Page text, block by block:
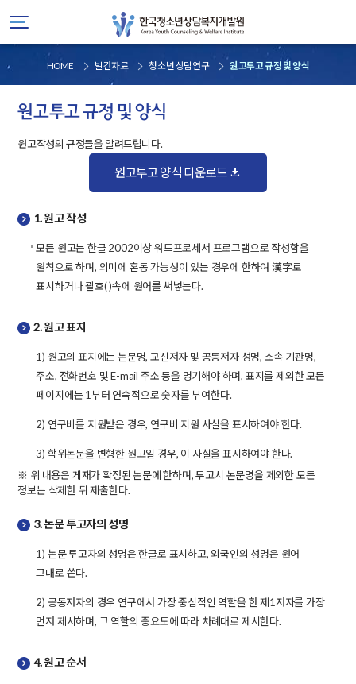
HOME 발간자료 청소년 상담연구 원고투고 규정 및 양식
원고투고 규정 및 양식
원고작성의 규정들을 알려드립니다.
원고투고 양식 다운로드
1. 원고 작성
모든 원고는 한글 2002이상 워드프로세서 프로그램으로 작성함을
원칙으로 하며, 의미에 혼동 가능성이 있는 경우에 한하여 漢字로
표시하거나 괄호( )속에 원어를 써넣는다.
2. 원고 표지
1) 원고의 표지에는 논문명, 교신저자 및 공동저자 성명, 소속 기관명,
주소, 전화번호 및 E-mail 주소 등을 명기해야 하며, 표지를 제외한 모든
페이지에는 1부터 연속적으로 숫자를 부여한다.
2) 연구비를 지원받은 경우, 연구비 지원 사실을 표시하여야 한다.
3) 학위논문을 변형한 원고일 경우, 이 사실을 표시하여야 한다.
※ 위 내용은 게재가 확정된 논문에 한하며, 투고시 논문명을 제외한 모든
정보는 삭제한 뒤 제출한다.
3. 논문 투고자의 성명
1) 논문 투고자의 성명은 한글로 표시하고, 외국인의 성명은 원어
그대로 쓴다.
2) 공동저자의 경우 연구에서 가장 중심적인 역할을 한 제1저자를 가장
먼저 제시하며, 그 역할의 중요도에 따라 차례대로 제시한다.
4. 원고 순서